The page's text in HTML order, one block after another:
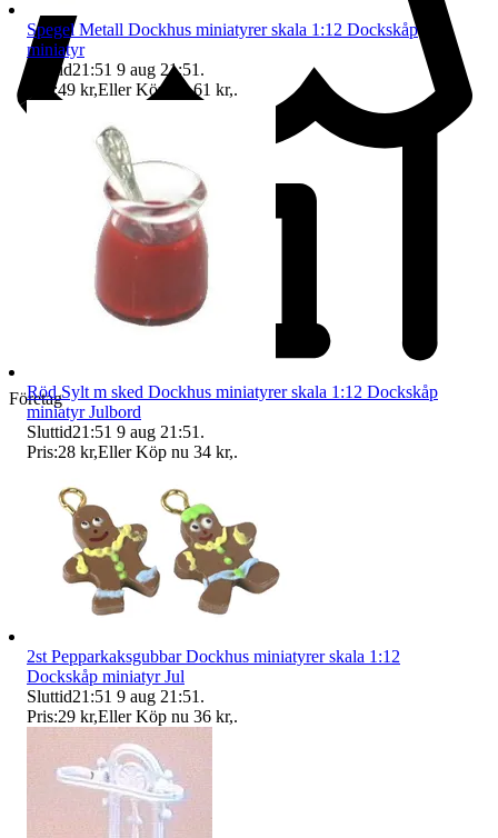
Företag
Spegel Metall Dockhus miniatyrer skala 1:12 Dockskåp
miniatyr
Sluttid21:51 9 aug 21:51 .
Pris:49 kr,Eller Köp nu 61 kr,.
Röd Sylt m sked Dockhus miniatyrer skala 1:12 Dockskåp
miniatyr Julbord
Sluttid21:51 9 aug 21:51 .
Pris:28 kr,Eller Köp nu 34 kr,.
2st Pepparkaksgubbar Dockhus miniatyrer skala 1:12
Dockskåp miniatyr Jul
Sluttid21:51 9 aug 21:51 .
Pris:29 kr,Eller Köp nu 36 kr,.